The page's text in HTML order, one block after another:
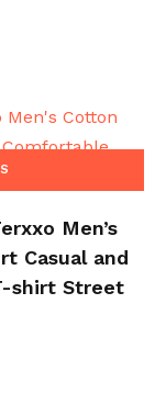
Men’s
Casual and
shirt Street